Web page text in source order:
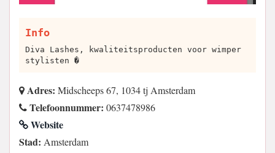
Info
Diva Lashes, kwaliteitsproducten voor wimper
stylisten �
Adres: Midscheeps 67, 1034 tj Amsterdam
Telefoonnummer: 0637478986
Website
Stad: Amsterdam